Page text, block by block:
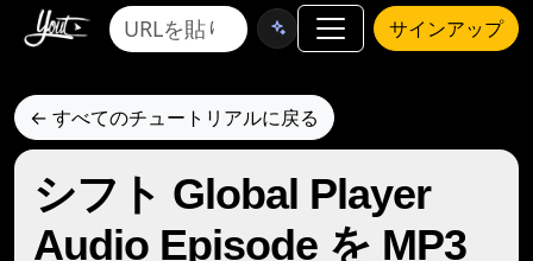
サインアップ
← すべてのチュートリアルに戻る
シフト Global Player
Audio Episode を MP3